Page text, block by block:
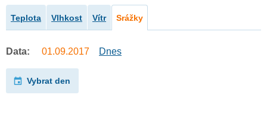
Teplota Vlhkost Vítr Srážky
Data: 01.09.2017 Dnes
Vybrat den